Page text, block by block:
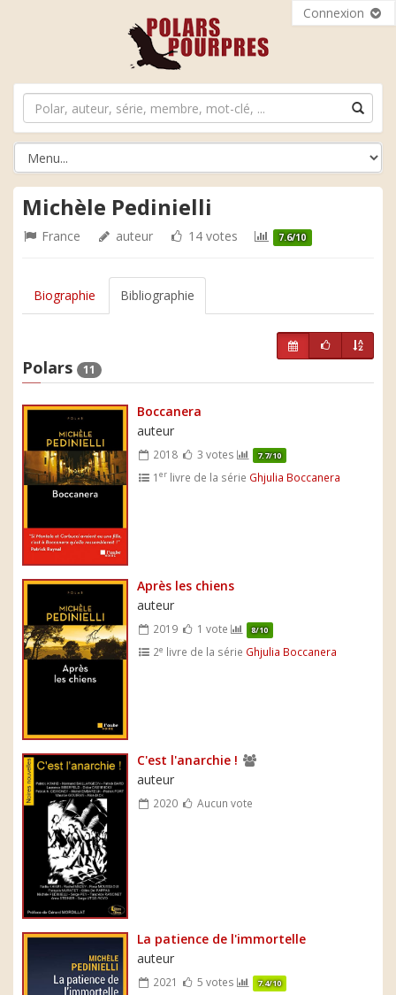
Connexion
Michèle Pedinielli
France auteur 14 votes 7.6/10
Biographie Bibliographie
Polars 11
Boccanera
auteur
2018 3 votes 7.7/10
1er livre de la série Ghjulia Boccanera
Après les chiens
auteur
2019 1 vote 8/10
2e livre de la série Ghjulia Boccanera
C'est l'anarchie !
auteur
2020 Aucun vote
La patience de l'immortelle
auteur
2021 5 votes 7.4/10